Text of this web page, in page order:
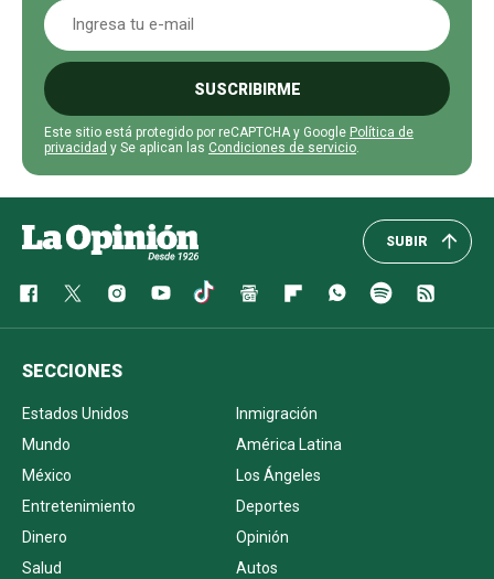
SUSCRIBIRME
Este sitio está protegido por reCAPTCHA y Google Política de
privacidad y Se aplican las Condiciones de servicio.
SUBIR
SECCIONES
Estados Unidos
Inmigración
Mundo
América Latina
México
Los Ángeles
Entretenimiento
Deportes
Dinero
Opinión
Salud
Autos